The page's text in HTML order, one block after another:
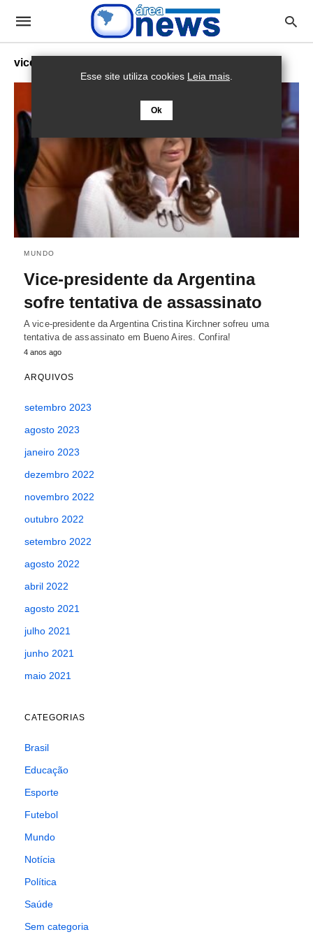
vice-presidente da argentina
MUNDO
Vice-presidente da Argentina
sofre tentativa de assassinato
A vice-presidente da Argentina Cristina Kirchner sofreu uma
tentativa de assassinato em Bueno Aires. Confira!
4 anos ago
ARQUIVOS
setembro 2023
agosto 2023
janeiro 2023
dezembro 2022
novembro 2022
outubro 2022
setembro 2022
agosto 2022
abril 2022
agosto 2021
julho 2021
junho 2021
maio 2021
CATEGORIAS
Brasil
Educação
Esporte
Futebol
Mundo
Notícia
Política
Saúde
Sem categoria
Esse site utiliza cookies Leia mais.
Ok